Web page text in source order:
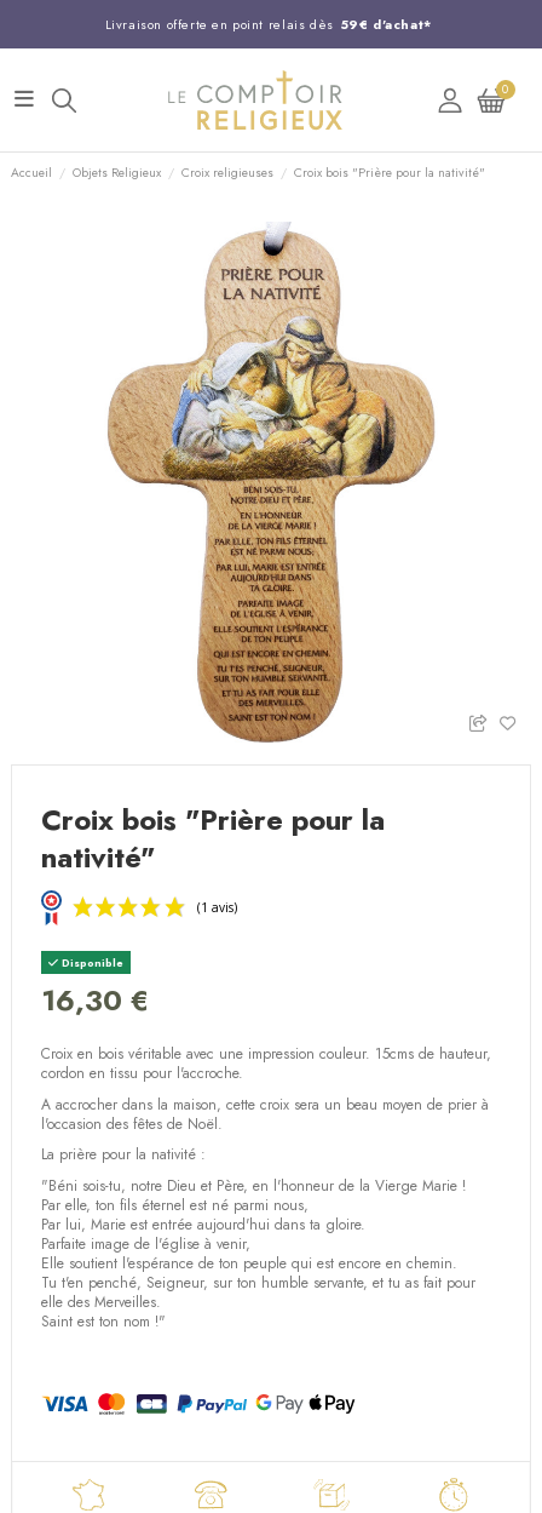
Livraison offerte en point relais dès 59€ d'achat*
Entreprise Française familiale
Support client disponible au 03 20 24 74 15
Commandez avant 14H, expédition le jour même !
0
Accueil Objets Religieux Croix religieuses Croix bois "Prière pour la nativité"
Croix bois "Prière pour la
nativité"
(1 avis)
Disponible
16,30 €
Croix en bois véritable avec une impression couleur. 15cms de hauteur,
cordon en tissu pour l'accroche.
A accrocher dans la maison, cette croix sera un beau moyen de prier à
l'occasion des fêtes de Noël.
La prière pour la nativité :
"Béni sois-tu, notre Dieu et Père, en l'honneur de la Vierge Marie !
Par elle, ton fils éternel est né parmi nous,
Par lui, Marie est entrée aujourd'hui dans ta gloire.
Parfaite image de l'église à venir,
Elle soutient l'espérance de ton peuple qui est encore en chemin.
Tu t'en penché, Seigneur, sur ton humble servante, et tu as fait pour
elle des Merveilles.
Saint est ton nom !"